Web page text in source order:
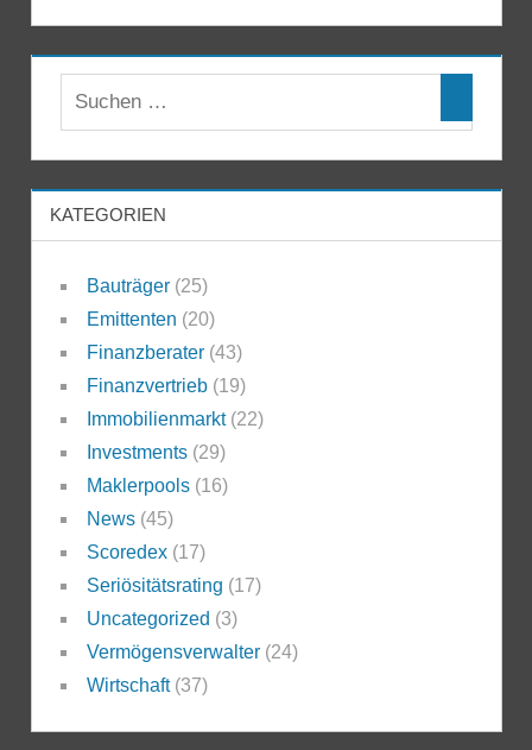
KATEGORIEN
Bauträger(25)
Emittenten (20)
Finanzberater(43)
Finanzvertrieb(19)
Immobilienmarkt(22)
Investments(29)
Maklerpools(16)
News(45)
Scoredex(17)
Seriösitätsrating (17)
Uncategorized (3)
Vermögensverwalter(24)
Wirtschaft(37)